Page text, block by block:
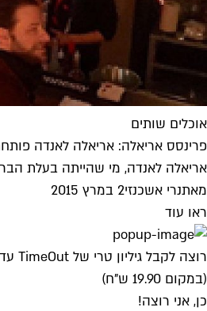
אוכלים שותים
פרינסס אריאלה: אריאלה לאנדה
אריאלה לאנדה, מי שהייתה בעלת
מאתנרי אשכנזי2 במרץ 2015
ראו עוד
רוצה לקבל גיליון טרי של TimeOut עד הבית ב-9.90 ש"ח בלבד?
(במקום 19.90 ש"ח)
כן, אני רוצה!